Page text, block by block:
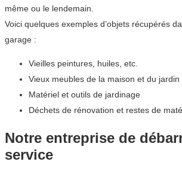
même ou le lendemain.
Voici quelques exemples d’objets récupérés
garage :
Vieilles peintures, huiles, etc.
Vieux meubles de la maison et du jardin
Matériel et outils de jardinage
Déchets de rénovation et restes de
Notre entreprise de
service